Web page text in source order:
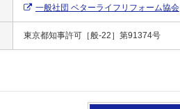
一般社団 ベターライフリフォーム協会
東京都知事許可［般-22］第91374号